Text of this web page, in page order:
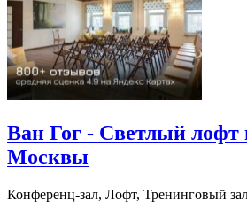
Ван Гог - Светлый лофт
Москвы
Конференц-зал, Лофт, Тренинговый